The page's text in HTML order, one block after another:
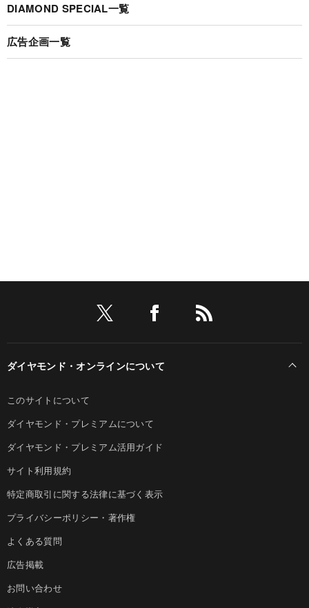
DIAMOND SPECIAL一覧
広告企画一覧
ダイヤモンド・オンラインについて
このサイトについて
ダイヤモンド・プレミアムについて
ダイヤモンド・プレミアム活用ガイド
サイト利用規約
特定商取引に関する法律に基づく表示
プライバシーポリシー・著作権
よくある質問
広告掲載
お問い合わせ